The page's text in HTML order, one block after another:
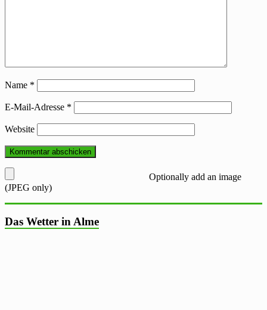
Name *
E-Mail-Adresse *
Website
Optionally add an image
(JPEG only)
Das Wetter in Alme